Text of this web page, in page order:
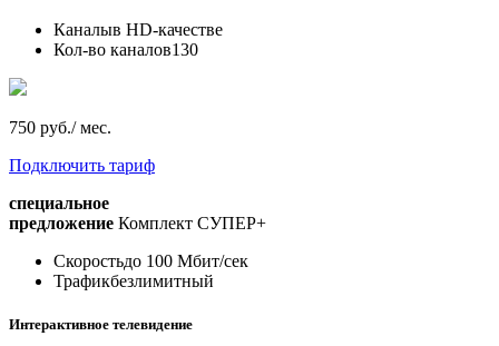
Каналыв HD-качестве
Кол-во каналов130
750 руб./ мес.
Подключить тариф
специальное
предложение Комплект СУПЕР+
Скоростьдо 100 Мбит/сек
Трафикбезлимитный
Интерактивное телевидение